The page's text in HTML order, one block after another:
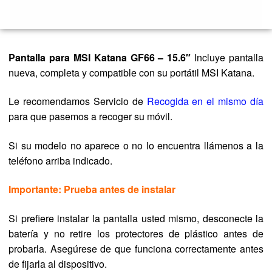
Pantalla para MSI Katana GF66 – 15.6″ Incluye pantalla
nueva, completa y compatible con su portátil MSI Katana.
Le recomendamos Servicio de Recogida en el mismo día
para que pasemos a recoger su móvil.
Si su modelo no aparece o no lo encuentra llámenos a la
teléfono arriba indicado.
Importante: Prueba antes de instalar
Si prefiere instalar la pantalla usted mismo, desconecte la
batería y no retire los protectores de plástico antes de
probarla. Asegúrese de que funciona correctamente antes
de fijarla al dispositivo.